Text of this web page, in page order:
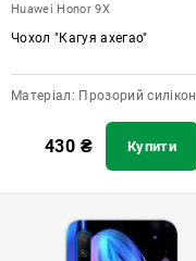
Huawei Honor 9X
Чохол "Кагуя ахегао"
Матеріал: Прозорий силікон
430 ₴ Купити